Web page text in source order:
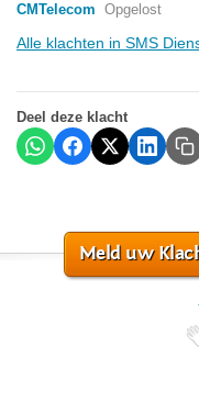
CMTelecom Opgelost
Alle klachten in SMS
Deel deze klacht
Meld uw